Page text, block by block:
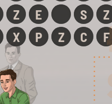
Z E S Z
X P Z I F